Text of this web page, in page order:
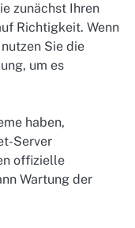
zunächst Ihren
Richtigkeit. Wenn
Sie die
um es
haben,
Server
offizielle
Wartung der